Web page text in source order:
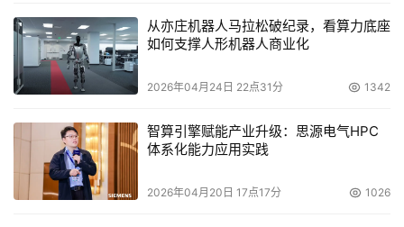
从亦庄机器人马拉松破纪录，看算力底座
如何支撑人形机器人商业化
2026年04月24日 22点31分 1342
智算引擎赋能产业升级：思源电气HPC
体系化能力应用实践
2026年04月20日 17点17分 1026